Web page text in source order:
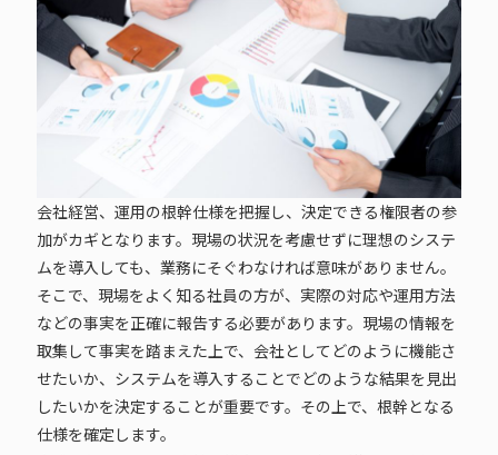
会社経営、運用の根幹仕様を把握し、決定できる権限者の参
加がカギとなります。現場の状況を考慮せずに理想のシステ
ムを導入しても、業務にそぐわなければ意味がありません。
そこで、現場をよく知る社員の方が、実際の対応や運用方法
などの事実を正確に報告する必要があります。現場の情報を
取集して事実を踏まえた上で、会社としてどのように機能さ
せたいか、システムを導入することでどのような結果を見出
したいかを決定することが重要です。その上で、根幹となる
仕様を確定します。